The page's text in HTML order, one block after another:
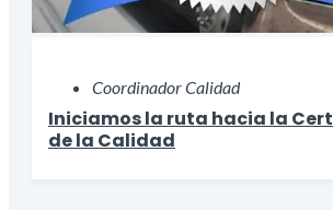
Coordinador Calidad
Iniciamos la ruta hacia la
de la Calidad